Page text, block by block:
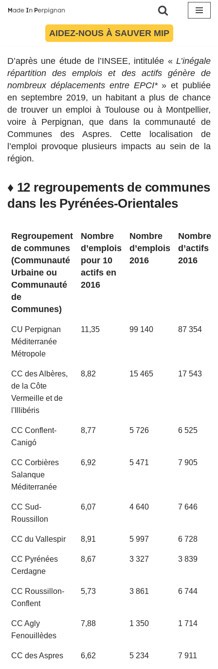
AIDEZ-NOUS À SAUVER MIP
Article mis à jour le 27 septembre 2019 à 18:00
D’après une étude de l’INSEE, intitulée « L’inégale
répartition des emplois et des actifs génère de
nombreux déplacements entre EPCI*» et publiée
en septembre 2019, un habitant a plus de chance
de trouver un emploi à Toulouse ou à Montpellier,
voire à Perpignan, que dans la communauté de
Communes des Aspres. Cette localisation de
l’emploi provoque plusieurs impacts au sein de la
région.
♦ 12 regroupements de communes
dans les Pyrénées-Orientales
Regroupement
de communes
(Communauté
Urbaine ou
Communauté
de
Communes)
Nombre
d’emplois
pour 10
actifs en
2016
Nombre
d’emplois
2016
Nombre
d’actifs
2016
CU Perpignan
Méditerranée
Métropole
11,35 99 140 87 354
CC des Albères,
de la Côte
Vermeille et de
l'Illibéris
8,82 15 465 17 543
CC Conflent-
Canigó
8,77 5 726 6 525
CC Corbières
Salanque
Méditerranée
6,92 5 471 7 905
CC Sud-
Roussillon
6,07 4 640 7 646
CC du Vallespir 8,91 5 997 6 728
CC Pyrénées
Cerdagne
8,67 3 327 3 839
CC Roussillon-
Conflent
5,73 3 861 6 744
CC Agly
Fenouillèdes
7,88 1 350 1 714
CC des Aspres 6,62 5 234 7 911